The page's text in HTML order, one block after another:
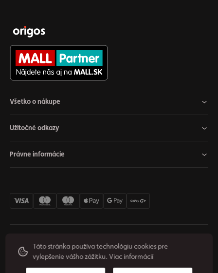
Všetko o nákupe
Užitočné odkazy
Právne informácie
Nastavenia cookies Odstúpiť od zmluvy
Súkromie
Podmienky používania
Táto stránka používa technológiu cookies pre
vylepšenie vášho zážitku.Viac informácií